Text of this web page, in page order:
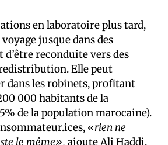
en laboratoire plus tard,
voyage jusque dans des
reconduite vers des
Elle peut
dans les robinets, profitant
000 habitants de la
de la population marocaine).
«rien ne
le même», ajoute Ali Haddi.